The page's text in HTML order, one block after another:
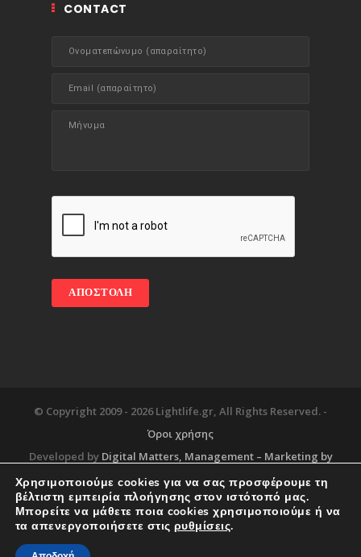
CONTACT
© Copyright 2009 - 2026 Lightlife.gr, All Rights Reserved. -
Όροι χρήσης
Developed by Digital Matters, Management – Marketing by
Blog About Services
Corporate Support
Χρησιμοποιούμε cookies για να σας προσφέρουμε τη
βέλτιστη εμπειρία πλοήγησης στον ιστότοπό μας.
Μπορείτε να μάθετε ποια cookies χρησιμοποιούμε ή να
τα απενεργοποιήσετε στις ρυθμίσεις.